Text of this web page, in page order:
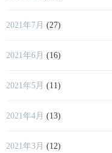
2021年7月 (27)
2021年6月 (16)
2021年5月 (11)
2021年4月 (13)
2021年3月 (12)